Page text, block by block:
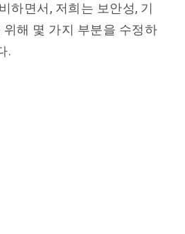
하면서, 저희는 보안성, 기
위해 몇 가지 부분을 수정하
.